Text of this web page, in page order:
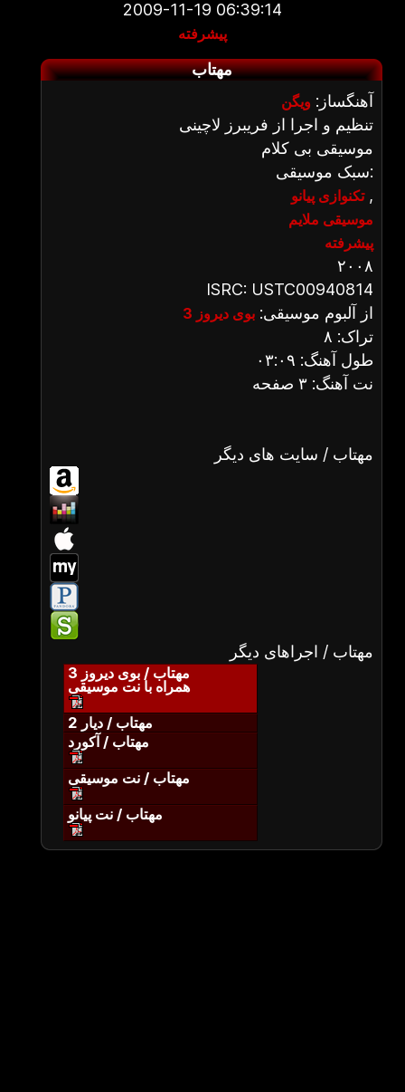
2009-11-19 06:39:14
پیشرفته
مهتاب
آهنگساز: ویگن
تنظیم و اجرا از فریبرز لاچینی
موسیقی بی کلام
سبک موسیقی:
تکنوازی پیانو,
موسیقی ملایم
پیشرفته
۲۰۰۸
ISRC: USTC00940814
از آلبوم موسیقی: بوی دیروز 3
تراک: ۸
طول آهنگ: ۰۳:۰۹
نت آهنگ: ۳ صفحه
مهتاب / سایت های دیگر
مهتاب / اجراهای دیگر
مهتاب / بوی دیروز 3
همراه با نت موسیقی
مهتاب / دیار 2
مهتاب / آکورد
مهتاب / نت موسیقی
مهتاب / نت پیانو